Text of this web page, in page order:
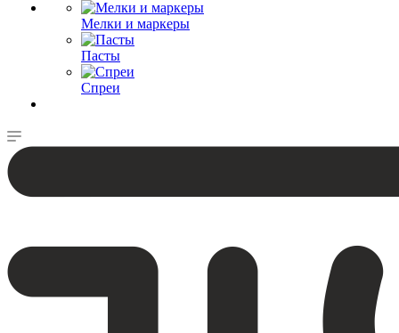
Мелки и маркеры
Пасты
Спреи